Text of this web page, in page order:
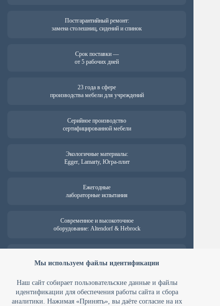
Мы используем файлы идентификации
Наш сайт собирает пользовательские данные и файлы
идентификации для обеспечения работы сайта и сбора
аналитики. Нажимая «Принять», вы даёте согласие на их
Постгарантийный ремонт:
замена столешниц, сидений и спинок
Срок поставки —
от 5 рабочих дней
23 года в сфере
производства мебели для учреждений
Серийное производство
сертифицированной мебели
Экологичные материалы:
Egger, Lamarty, Югра-плит
Ежегодные
лабораторные испытания
Современное и высокоточное
оборудование: Altendorf & Hebrock
от 18 месяцев
ООО ПК «Мебельные технологии» ИНН 7448127394 ОГРН